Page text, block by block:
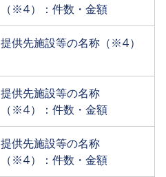
（※4）：件数・金額
提供先施設等の名称（※4）
提供先施設等の名称
（※4）：件数・金額
提供先施設等の名称
（※4）：件数・金額